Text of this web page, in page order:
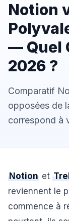
Notion
— Quel
2026 ?
Comparatif
opposées de
correspond à
Notion et
reviennent le
commence à